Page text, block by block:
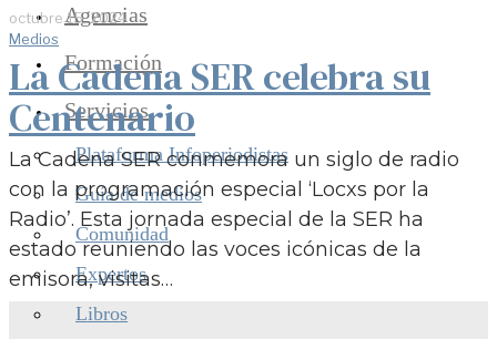
Agencias
Formación
Servicios
Plataforma Infoperiodistas
Guía de medios
Comunidad
Expertos
Libros
octubre 15, 2024
Medios
La Cadena SER celebra su
Centenario
La Cadena SER conmemora un siglo de radio
con la programación especial ‘Locxs por la
Radio’. Esta jornada especial de la SER ha
estado reuniendo las voces icónicas de la
emisora, visitas…